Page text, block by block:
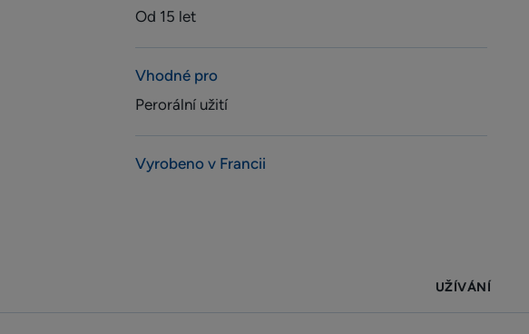
Od 15 let
Vhodné pro
Perorální užití
Vyrobeno v Francii
UŽÍVÁNÍ